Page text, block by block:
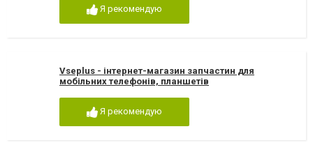
Я рекомендую
Vseplus - інтернет-магазин запчастин для
мобільних телефонів, планшетів
Я рекомендую